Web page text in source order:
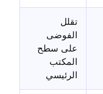
تقلل
الفوضى
على سطح
المكتب
الرئيسي